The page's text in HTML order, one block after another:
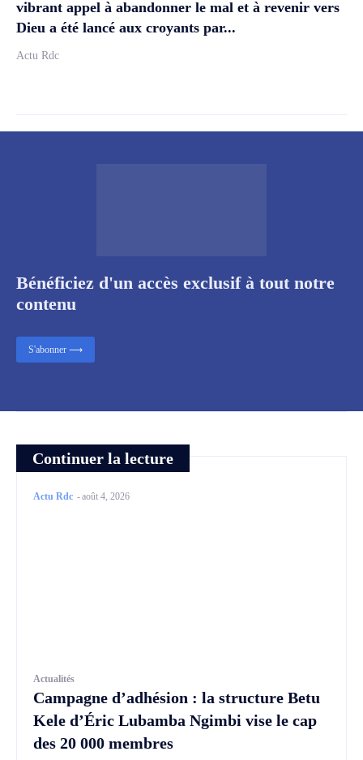
vibrant appel à abandonner le mal et à revenir vers
Dieu a été lancé aux croyants par...
Actu Rdc
Continuer la lecture
Actu Rdc -août 4, 2026
Actualités
Campagne d’adhésion : la structure Betu
Kele d’Éric Lubamba Ngimbi vise le cap
des 20 000 membres
Bénéficiez d'un accès exclusif à tout notre
contenu
S'abonner ⟶